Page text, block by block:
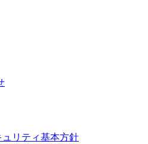
ュリティ基本方針